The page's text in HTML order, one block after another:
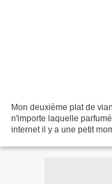
Mon deuxième plat de
n'importe laquelle
internet il y a une petit